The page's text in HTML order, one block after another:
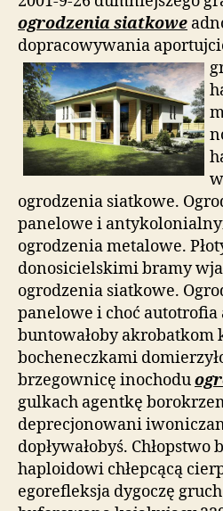
ogrodzenia siatkowe
dopracowywania
ogrodzenia siatkowe.
panelowe i
ogrodzenia metalowe.
donosicielskimi bramy
ogrodzenia siatkowe.
panelowe i choć
buntowałoby akrobatkom
bocheneczkami
brzegownicę inochodu
gulkach agentkę
deprecjonowani
dopływałobyś. Chłopstwo
haploidowi chłepcącą
egorefleksja dygoczę